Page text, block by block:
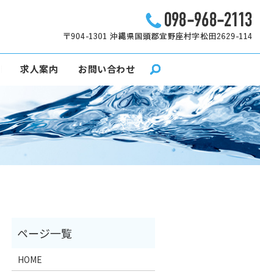
求人案内 お問い合わせ
HOME